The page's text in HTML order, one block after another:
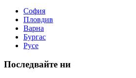
София
Пловдив
Варна
Бургас
Русе
Последвайте ни